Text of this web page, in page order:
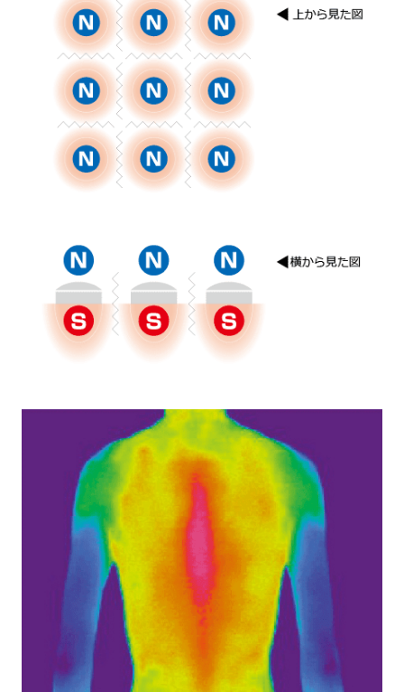
コラントッテSPORTS ウェア
ロングタイツ
ショッピングカートを見る
お買い物を続ける